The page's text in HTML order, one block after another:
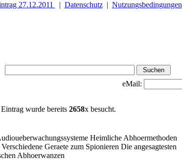
27.12.2011 | Datenschutz| Nutzungsbedingungen
eMail:
wurde bereits 2658x besucht.
Heimliche Abhoermethoden
Geraete zum Spionieren Die angesagtesten
Abhoerwanzen